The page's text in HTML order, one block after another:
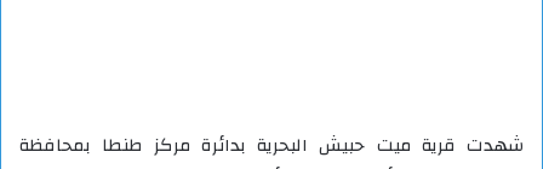
شهدت قرية ميت حبيش البحرية بدائرة مركز طنطا بمحافظة